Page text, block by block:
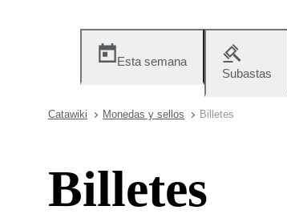
Esta semana
Subastas
Catawiki Monedas y sellos Billetes
Billetes